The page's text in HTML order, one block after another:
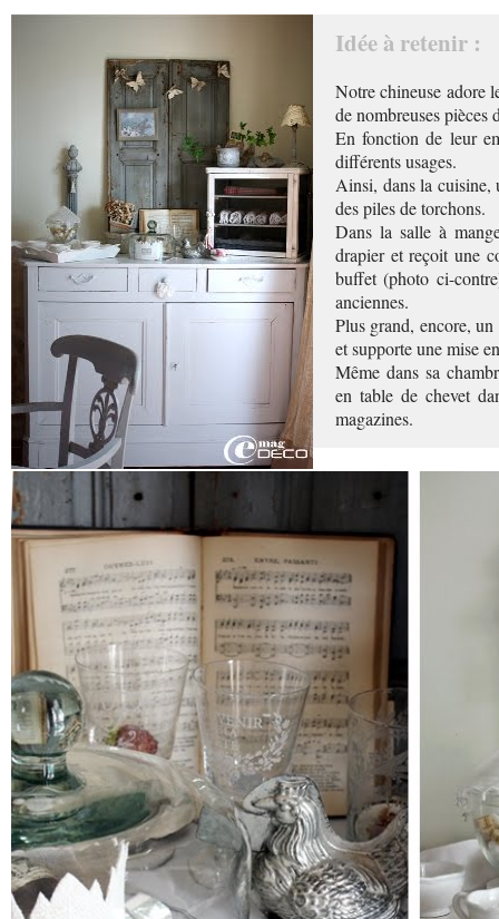
Idée à retenir :
Notre chineuse adore
de nombreuses pièces
En fonction de leur
différents usages.
Ainsi, dans la cuisine,
des piles de torchons.
Dans la salle à
drapier et reçoit une
buffet (photo ci-
anciennes.
Plus grand, encore,
et supporte une mise
Même dans sa
en table de chevet
magazines.